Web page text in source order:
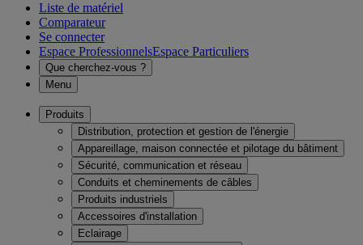
Liste de matériel
Comparateur
Se connecter
Espace ProfessionnelsEspace Particuliers
Que cherchez-vous ?
Menu
Produits
Distribution, protection et gestion de l'énergie
Appareillage, maison connectée et pilotage du bâtiment
Sécurité, communication et réseau
Conduits et cheminements de câbles
Produits industriels
Accessoires d'installation
Eclairage